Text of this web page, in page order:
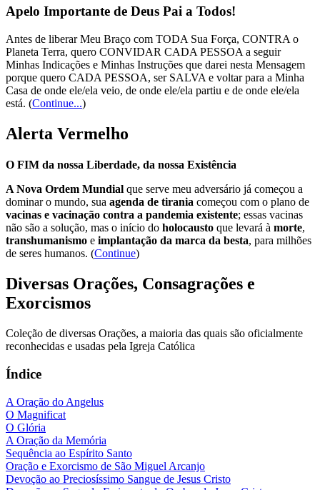
Apelo Importante de Deus Pai a Todos!
Antes de liberar Meu Braço com TODA Sua Força, CONTRA o
Planeta Terra, quero CONVIDAR CADA PESSOA a seguir
Minhas Indicações e Minhas Instruções que darei nesta Mensagem
porque quero CADA PESSOA, ser SALVA e voltar para a Minha
Casa de onde ele/ela veio, de onde ele/ela partiu e de onde ele/ela
está. (Continue...)
Alerta Vermelho
O FIM da nossa Liberdade, da nossa Existência
A Nova Ordem Mundial que serve meu adversário já começou a
dominar o mundo, sua agenda de tirania começou com o plano de
vacinas e vacinação contra a pandemia existente; essas vacinas
não são a solução, mas o início do holocausto que levará à morte,
transhumanismo e implantação da marca da besta, para milhões
de seres humanos. (Continue)
Diversas Orações, Consagrações e
Exorcismos
Coleção de diversas Orações, a maioria das quais são oficialmente
reconhecidas e usadas pela Igreja Católica
Índice
A Oração do Angelus
O Magnificat
O Glória
A Oração da Memória
Sequência ao Espírito Santo
Oração e Exorcismo de São Miguel Arcanjo
Devoção ao Preciosíssimo Sangue de Jesus Cristo